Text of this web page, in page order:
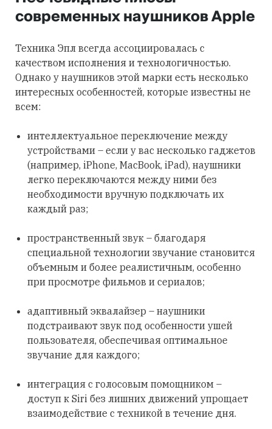
современных наушников Apple
Техника Эпл всегда ассоциировалась с
качеством исполнения и технологичностью.
Однако у наушников этой марки есть несколько
интересных особенностей, которые известны не
всем:
интеллектуальное переключение между
устройствами – если у вас несколько гаджетов
(например, iPhone, MacBook, iPad), наушники
легко переключаются между ними без
необходимости вручную подключать их
каждый раз;
пространственный звук – благодаря
специальной технологии звучание становится
объемным и более реалистичным, особенно
при просмотре фильмов и сериалов;
адаптивный эквалайзер – наушники
подстраивают звук под особенности ушей
пользователя, обеспечивая оптимальное
звучание для каждого;
интеграция с голосовым помощником –
доступ к Siri без лишних движений упрощает
взаимодействие с техникой в течение дня.